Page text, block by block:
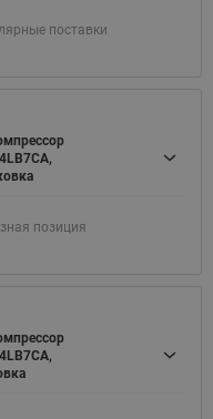
поставки
позиция